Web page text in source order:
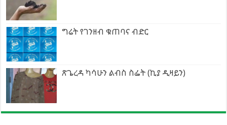
ግሬት የገንዘብ ቁጠባና ብድር
ጽጌረዳ ካሳሁን ልብስ ስፌት (ኪያ ዲዛይን)